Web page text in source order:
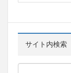
サイト内検索